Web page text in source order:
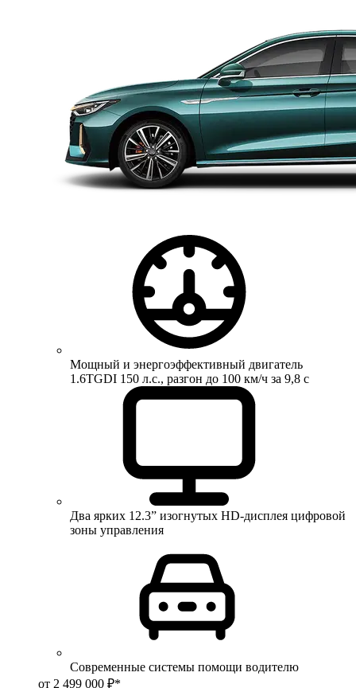
Мощный и энергоэффективный двигатель
1.6TGDI 150 л.с., разгон до 100 км/ч за 9,8 с
Два ярких 12.3” изогнутых HD-дисплея цифровой
зоны управления
Современные системы помощи водителю
от 2 499 000 ₽*